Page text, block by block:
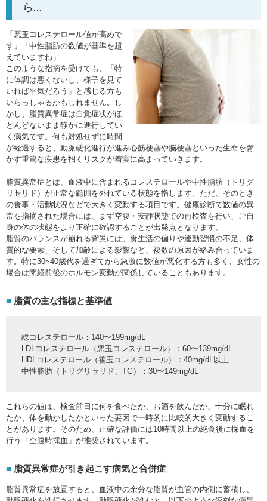
ら…
「悪玉コレステロール値が高めで
す」「中性脂肪の数値が基準を超
えていますね」
このような指摘を受けても、「特
に体調は悪くないし、様子を見て
いれば平気だろう」と感じる方も
いらっしゃるかもしれません。し
かし、脂質異常症は自覚症状がほ
とんどないまま静かに進行してい
く病気です。何も対処せずに時間
が経過すると、動脈硬化進行が進み心筋梗塞や脳梗塞といった生命を脅
かす重篤な疾患を招くリスクが着実に高まっていきます。
脂質異常症とは、血液中に含まれるコレステロールや中性脂肪（トリグ
リセリド）が正常な範囲を外れている状態を指します。ただ、そのとき
の食事・活動状況などで大きく変動する項目です。健康診断で数値の異
常を指摘された場合には、まず空腹・安静状態での再検査を行い、ご自
身の体の状態をより正確に確認することが出発点となります。
脂質のバランスが崩れる背景には、食生活の偏りや運動習慣の不足、体
質的な要素、そして加齢による影響など、複数の原因が絡み合っていま
す。特に30~40歳代を過ぎてから急激に数値が悪化する方も多く、女性の
場合は閉経前後のホルモン変動が関係していることもあります。
脂質の主な指標と基準値
総コレステロール：140〜199mg/dL
LDLコレステロール（悪玉コレステロール）：60〜139mg/dL
HDLコレステロール（善玉コレステロール）：40mg/dL以上
中性脂肪（トリグリセリド、TG）：30〜149mg/dL
これらの値は、検査前日に何を食べたか、お酒を飲んだか、十分に眠れ
たか、体を動かしたかといった要因で一時的に比較的大きく変動するこ
とがあります。そのため、正確な評価には10時間以上の絶食後に採血を
行う「空腹時採血」が推奨されています。
脂質異常症が引き起こす病気と合併症
脂質異常症を放置すると、血液中の余分な脂質が血管の内側に蓄積し、